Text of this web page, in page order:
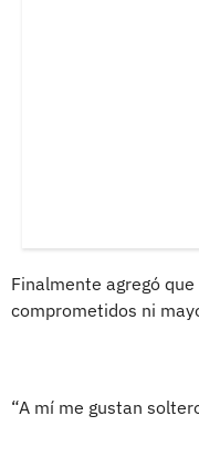
Finalmente agregó
comprometidos ni
“A mí me gustan